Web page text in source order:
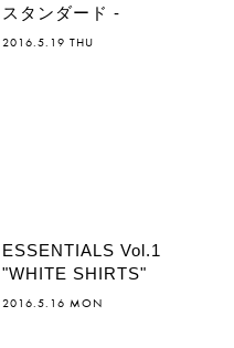
スタンダード -
2016.5.19 THU
ESSENTIALS Vol.1
"WHITE SHIRTS"
2016.5.16 MON